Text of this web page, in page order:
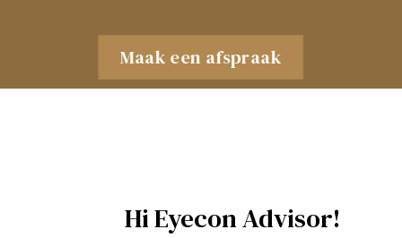
Maak een afspraak
Hi Eyecon Advisor!